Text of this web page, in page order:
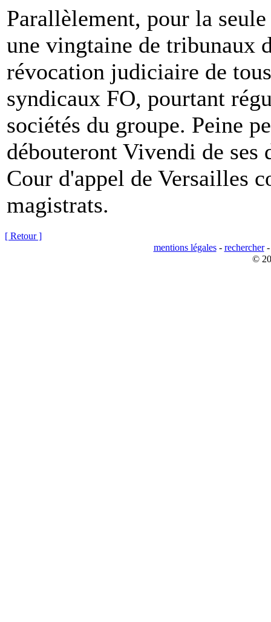
Parallèlement, pour la
une vingtaine de tribunaux
révocation judiciaire de
syndicaux FO, pourtant
sociétés du groupe. Peine
débouteront Vivendi de ses
Cour d'appel de Versailles
magistrats.
[ Retour ]
mentions légales- rechercher
©